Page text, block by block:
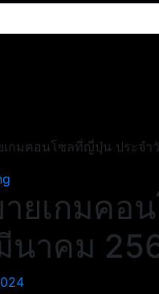
เกมคอนโซลที่ญี่ปุ่น ประจำ
ยเกมคอ
นาคม